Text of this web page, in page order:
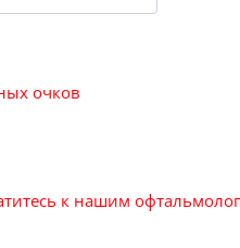
очков
к нашим